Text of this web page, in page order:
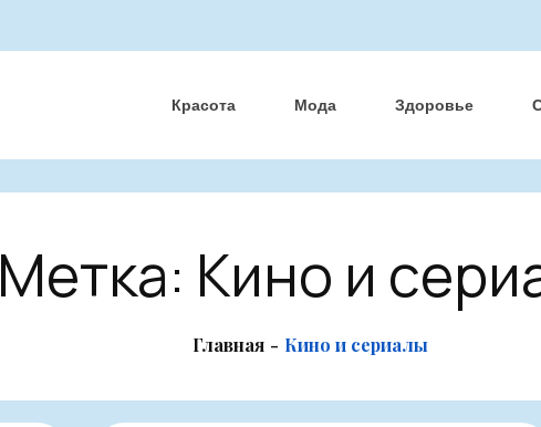
Красота Мода Здоровье
Метка: Кино и
Главная Кино и сериалы